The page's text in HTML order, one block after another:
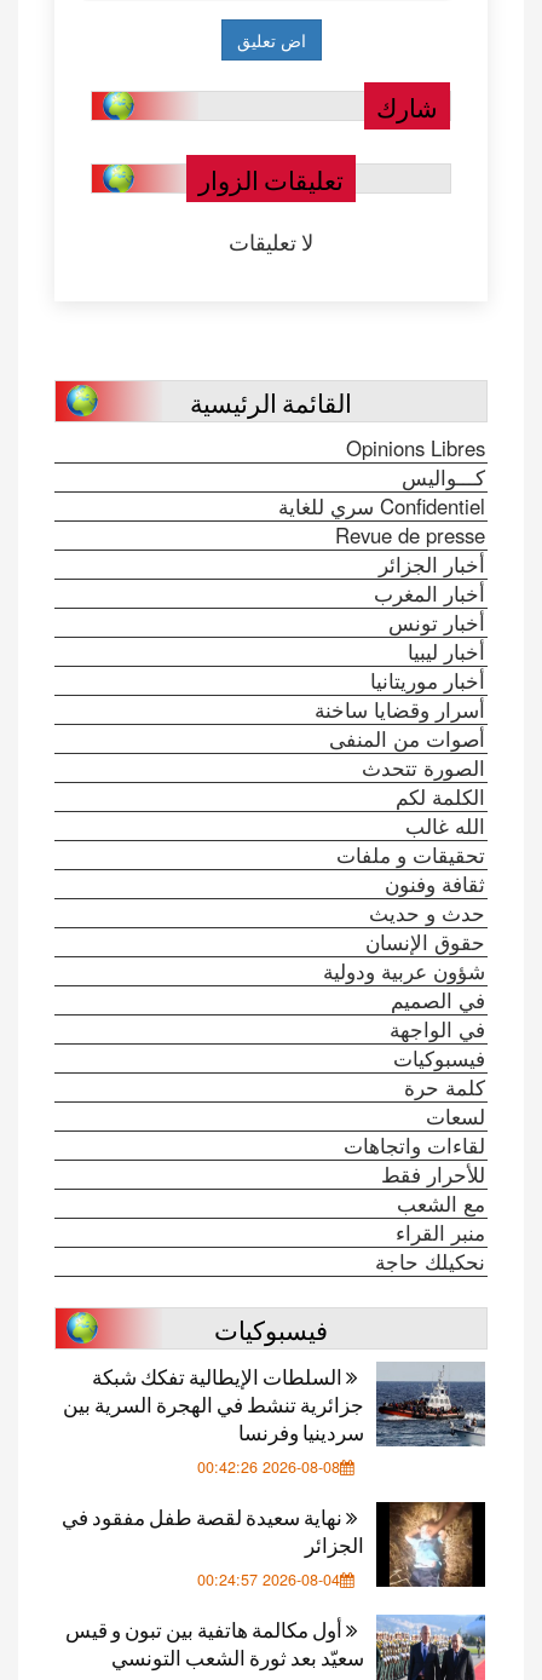
شارك
تعليقات الزوار
لا تعليقات
القائمة الرئيسية
Opinions Libres
كـــواليس
Confidentiel سري للغاية
Revue de presse
أخبار الجزائر
أخبار المغرب
أخبار تونس
أخبار ليبيا
أخبار موريتانيا
أسرار وقضايا ساخنة
أصوات من المنفى
الصورة تتحدث
الكلمة لكم
الله غالب
تحقيقات و ملفات
ثقافة وفنون
حدث و حديث
حقوق الإنسان
شؤون عربية ودولية
في الصميم
في الواجهة
فيسبوكيات
كلمة حرة
لسعات
لقاءات واتجاهات
للأحرار فقط
مع الشعب
منبر القراء
نحكيلك حاجة
فيسبوكيات
السلطات الإيطالية تفكك شبكة
جزائرية تنشط في الهجرة السرية بين
سردينيا وفرنسا
2026-08-08 00:42:26
نهاية سعيدة لقصة طفل مفقود في
الجزائر
2026-08-04 00:24:57
أول مكالمة هاتفية بين تبون و قيس
سعيّد بعد ثورة الشعب التونسي